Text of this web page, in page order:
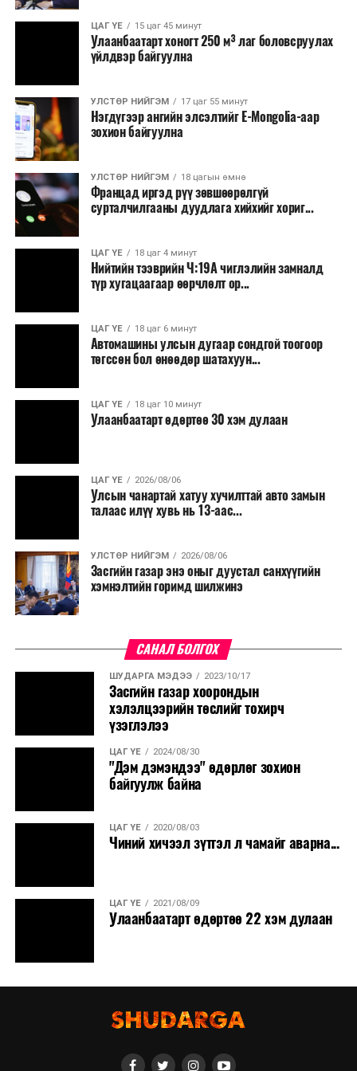
Зайлшгүй шаардлагагүй тоног төхөөрөмж,
тавилга, автомашин худалдан авах;
Батлан хамгаалах, хууль зүйн салбараас бусад
Хуулиар заавал мэдээлэхээс бусад кино,
контент, хэвлэлийн зардал;
Заавал олгохоос бусад тэтгэмж, урамшуулал.
Санхүүгийн хэмнэлтийн горимыг 2026 оны
арванхоёрдугаар сарын 31 хүртэл мөрдөнө. Харин
эрүүл мэндийн салбар уг хэмнэлтийн горимд
хамрагдахгүй бөгөөд цэцэрлэг, сургуулийн хүүхдийн
эрт илрүүлэг, вакцинжуулалт, томуу, томуу төст
өвчний эсрэг арга хэмжээ зэрэг зайлшгүй
үргэлжилнэ гэж Ерөнхий сайд Н.Учрал онцоллоо.
Мөн бүх шатны төсвийн ерөнхийлөн захирагч нарт
салбар бүрдээ урсгал зардлыг 20 хувиар бууруулах,
нөхөн томилгоо хийхгүй байх, аялал, амралт, зугаалга,
хамт олны урлаг, спортын арга хэмжээг зохион
байгуулахгүй байх, төрийн албанд шинэ орон тоо бий
сургалтыг цахим хэлбэрт шилжүүлэх, төрийн албан
хаагчдыг зарим өдрүүдэд цахимаар ажиллуулах арга
хэмжээг үргэлжлүүлэхийг үүрэг болголоо.
Төсвийн сахилга бат сайжирч, эдийн засгийн нөхцөл
байдал хэвийн болсон тохиолдолд эдгээр
хязгаарлалтыг үе шаттайгаар сулруулах юм.
ЦАГ ҮЕ 15 цаг 45 минут
Улаанбаатарт хоногт 250 м³ лаг боловсруулах
үйлдвэр байгуулна
УЛСТӨР НИЙГЭМ 17 цаг 55 минут
Нэгдүгээр ангийн элсэлтийг E-Mongolia-аар
зохион байгуулна
УЛСТӨР НИЙГЭМ 18 цагын өмнө
Францад иргэд рүү зөвшөөрөлгүй
сурталчилгааны дуудлага хийхийг хориг...
ЦАГ ҮЕ 18 цаг 4 минут
Нийтийн тээврийн Ч:19А чиглэлийн замналд
түр хугацаагаар өөрчлөлт ор...
ЦАГ ҮЕ 18 цаг 6 минут
Автомашины улсын дугаар сондгой тоогоор
төгссөн бол өнөөдөр шатахуун...
ЦАГ ҮЕ 18 цаг 10 минут
Улаанбаатарт өдөртөө 30 хэм дулаан
ЦАГ ҮЕ 2026/08/06
Улсын чанартай хатуу хучилттай авто замын
талаас илүү хувь нь 13-аас...
УЛСТӨР НИЙГЭМ 2026/08/06
Засгийн газар энэ оныг дуустал санхүүгийн
хэмнэлтийн горимд шилжинэ
САНАЛ БОЛГОХ
ШУДАРГА МЭДЭЭ 2023/10/17
Засгийн газар хоорондын
хэлэлцээрийн төслийг тохирч
үзэглэлээ
ЦАГ ҮЕ 2024/08/30
"Дэм дэмэндээ" өдөрлөг зохион
байгуулж байна
ЦАГ ҮЕ 2020/08/03
Чиний хичээл зүтгэл л чамайг аварна...
ЦАГ ҮЕ 2021/08/09
Улаанбаатарт өдөртөө 22 хэм дулаан